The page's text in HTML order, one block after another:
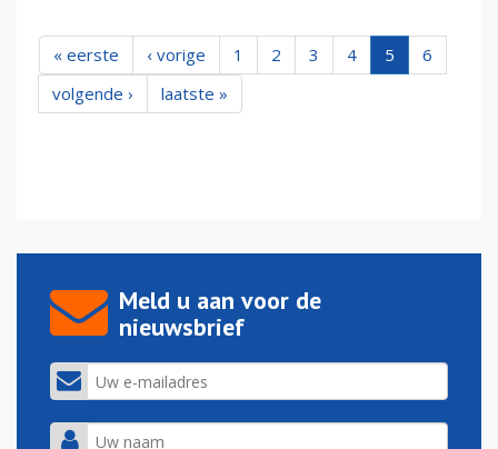
« eerste ‹ vorige 1 2 3 4 5
6
volgende ›
laatste »
Meld u aan voor de
nieuwsbrief